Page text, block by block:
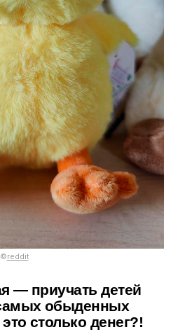
©reddit
— приучать детей
обыденных
столько денег?!